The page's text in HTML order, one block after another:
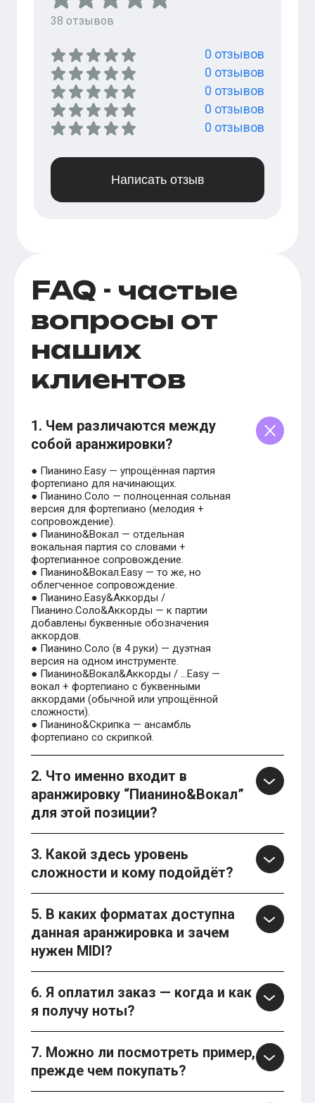
38 отзывов
0 отзывов
0 отзывов
0 отзывов
0 отзывов
0 отзывов
Написать отзыв
FAQ - частые
вопросы от
наших
клиентов
1. Чем различаются между
собой аранжировки?
● Пианино.Easy — упрощённая партия
фортепиано для начинающих.
● Пианино.Соло — полноценная сольная
версия для фортепиано (мелодия +
сопровождение).
● Пианино&Вокал — отдельная
вокальная партия со словами +
фортепианное сопровождение.
● Пианино&Вокал.Easy — то же, но
облегченное сопровождение.
● Пианино.Easy&Аккорды /
Пианино.Соло&Аккорды — к партии
добавлены буквенные обозначения
аккордов.
● Пианино.Соло (в 4 руки) — дуэтная
версия на одном инструменте.
● Пианино&Вокал&Аккорды / …Easy —
вокал + фортепиано с буквенными
аккордами (обычной или упрощённой
сложности).
● Пианино&Скрипка — ансамбль
фортепиано со скрипкой.
2. Что именно входит в
аранжировку “Пианино&Вокал”
для этой позиции?
3. Какой здесь уровень
сложности и кому подойдёт?
5. В каких форматах доступна
данная аранжировка и зачем
нужен MIDI?
6. Я оплатил заказ — когда и как
я получу ноты?
7. Можно ли посмотреть пример,
прежде чем покупать?